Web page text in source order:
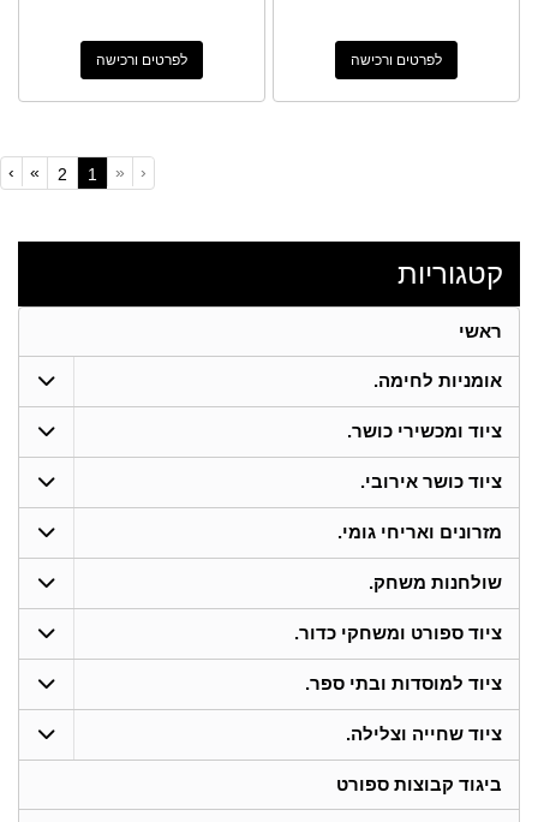
לפרטים ורכישה לפרטים ורכישה
‹
«
1
2
»
›
קטגוריות
ראשי
אומניות לחימה.
ציוד ומכשירי כושר.
ציוד כושר אירובי.
מזרונים ואריחי גומי.
שולחנות משחק.
ציוד ספורט ומשחקי כדור.
ציוד למוסדות ובתי ספר.
ציוד שחייה וצלילה.
ביגוד קבוצות ספורט